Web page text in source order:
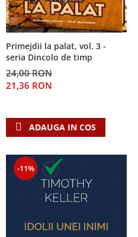
Primejdii la palat, vol. 3 -
seria Dincolo de timp
24,00 RON
21,36 RON
ADAUGA IN COS
-11%